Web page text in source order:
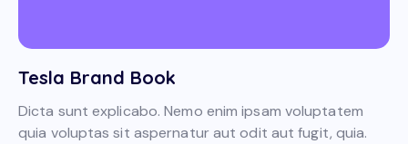
Tesla Brand Book
Dicta sunt explicabo. Nemo enim ipsam voluptatem
quia voluptas sit aspernatur aut odit aut fugit, quia.